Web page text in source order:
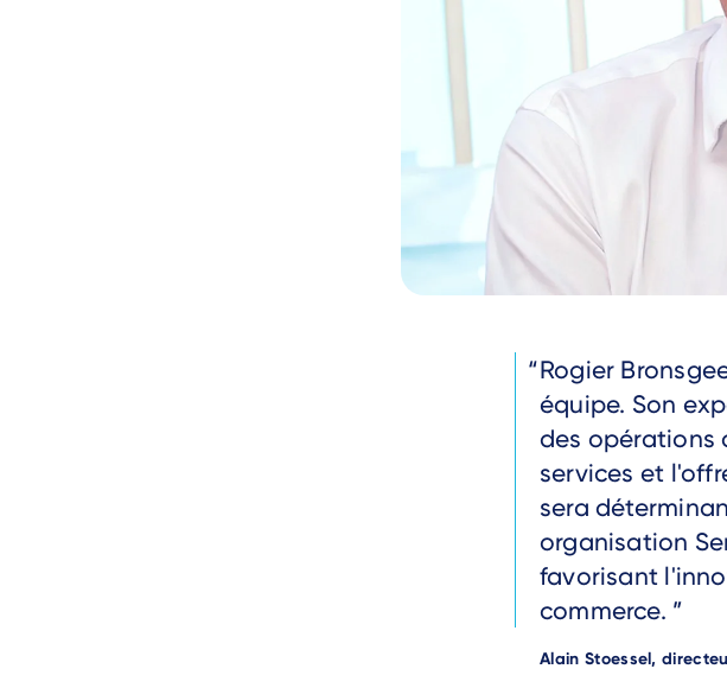
Text
Rogier
équipe. Son
des opérations
services et
sera
organisation
favorisant
commerce.
Author
Alain Stoessel,